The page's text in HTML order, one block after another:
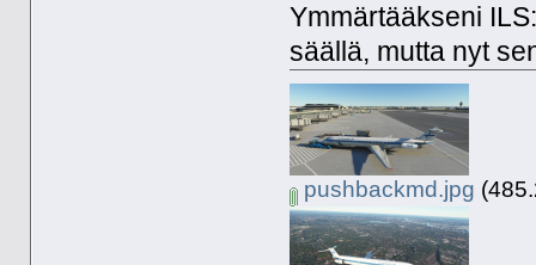
Ymmärtääkseni
säällä, mutta nyt
pushbackmd.jpg